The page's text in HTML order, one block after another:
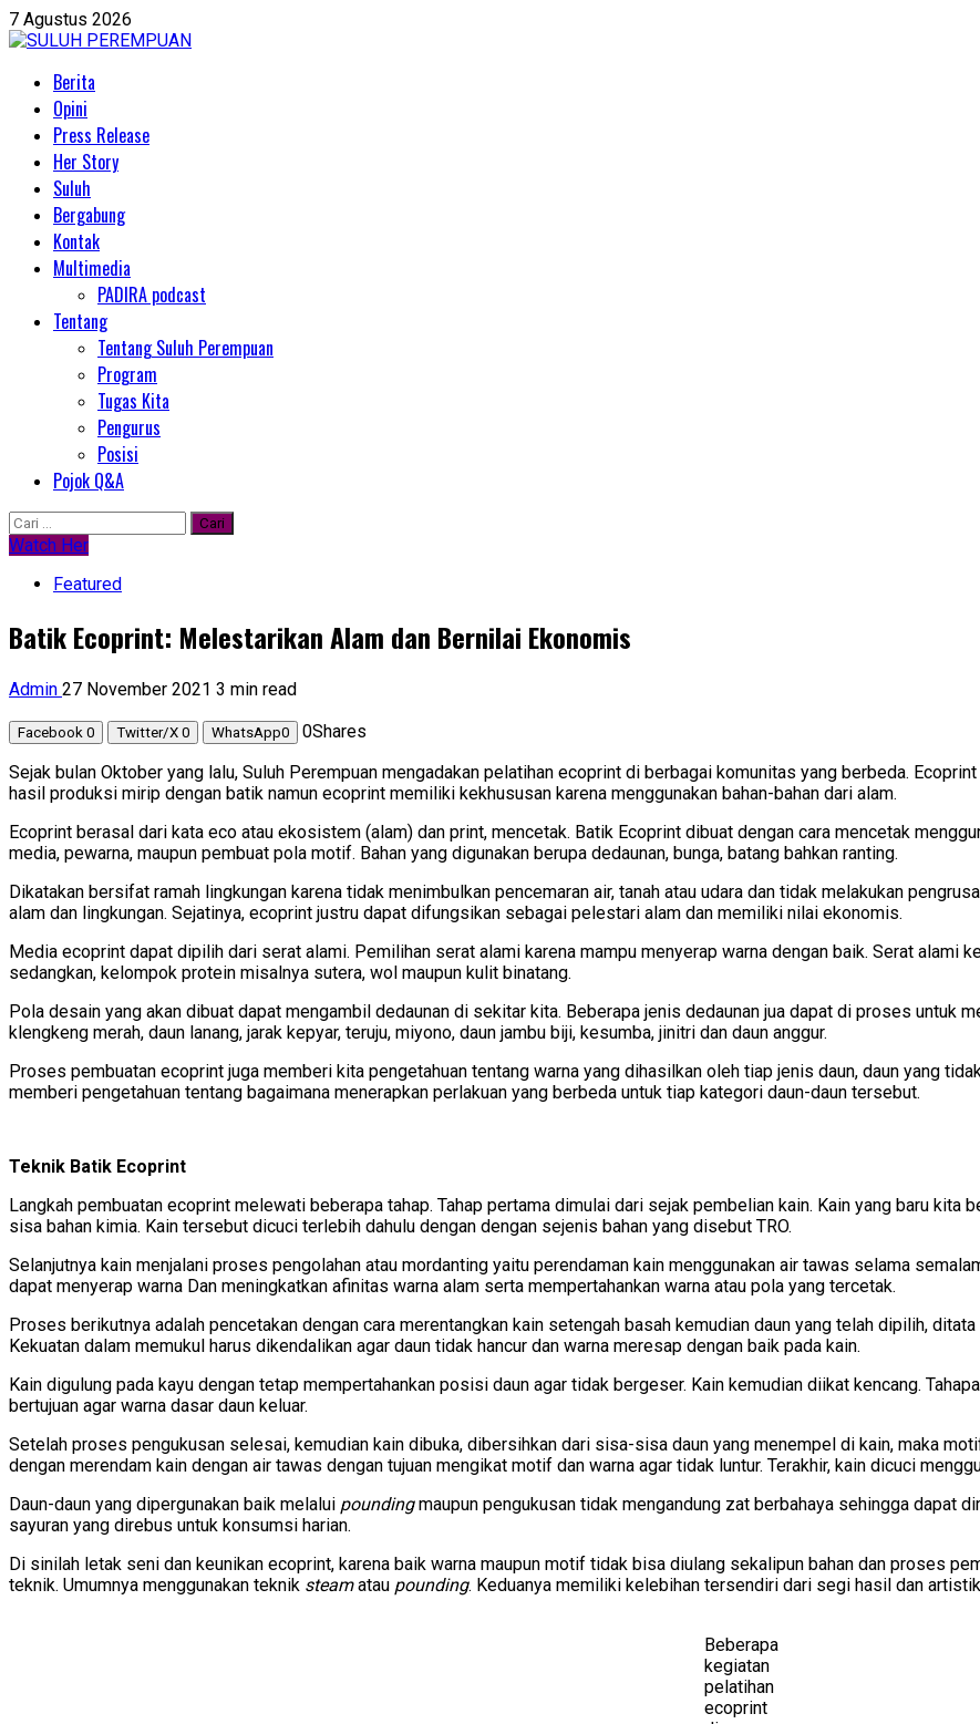
Skip
to
7 Agustus 2026
PrimaryBerita
Opini
Press Release
Her Story
Suluh
Bergabung
Kontak
Multimedia
PADIRA podcast
Tentang
Tentang Suluh Perempuan
Program
Tugas Kita
Pengurus
Posisi
Pojok Q&A
Cari
untuk:
Watch Her
Featured
Batik Ecoprint: Melestarikan Alam dan Bernilai Ekonomis
Admin 27 November 2021 3 min read
Facebook 0 Twitter/X 0 WhatsApp0 0Shares
Sejak bulan Oktober yang lalu, Suluh Perempuan mengadakan pelatihan ecoprint di berbagai komunitas yang berbeda.
hasil produksi mirip dengan batik namun ecoprint memiliki kekhususan karena menggunakan bahan-bahan dari alam.
Ecoprint berasal dari kata eco atau ekosistem (alam) dan print, mencetak. Batik Ecoprint dibuat dengan cara mencetak
media, pewarna, maupun pembuat pola motif. Bahan yang digunakan berupa dedaunan, bunga, batang bahkan ranting.
Dikatakan bersifat ramah lingkungan karena tidak menimbulkan pencemaran air, tanah atau udara dan tidak melakukan
alam dan lingkungan. Sejatinya, ecoprint justru dapat difungsikan sebagai pelestari alam dan memiliki nilai ekonomis.
Media ecoprint dapat dipilih dari serat alami. Pemilihan serat alami karena mampu menyerap warna dengan baik. Serat alami
sedangkan, kelompok protein misalnya sutera, wol maupun kulit binatang.
Pola desain yang akan dibuat dapat mengambil dedaunan di sekitar kita. Beberapa jenis dedaunan jua dapat di proses untuk
klengkeng merah, daun lanang, jarak kepyar, teruju, miyono, daun jambu biji, kesumba, jinitri dan daun anggur.
Proses pembuatan ecoprint juga memberi kita pengetahuan tentang warna yang dihasilkan oleh tiap jenis daun, daun yang
memberi pengetahuan tentang bagaimana menerapkan perlakuan yang berbeda untuk tiap kategori daun-daun tersebut.
Teknik Batik Ecoprint
Langkah pembuatan ecoprint melewati beberapa tahap. Tahap pertama dimulai dari sejak pembelian kain. Kain yang baru
sisa bahan kimia. Kain tersebut dicuci terlebih dahulu dengan dengan sejenis bahan yang disebut TRO.
Selanjutnya kain menjalani proses pengolahan atau mordanting yaitu perendaman kain menggunakan air tawas selama
dapat menyerap warna Dan meningkatkan afinitas warna alam serta mempertahankan warna atau pola yang tercetak.
Proses berikutnya adalah pencetakan dengan cara merentangkan kain setengah basah kemudian daun yang telah dipilih,
Kekuatan dalam memukul harus dikendalikan agar daun tidak hancur dan warna meresap dengan baik pada kain.
Kain digulung pada kayu dengan tetap mempertahankan posisi daun agar tidak bergeser. Kain kemudian diikat kencang.
bertujuan agar warna dasar daun keluar.
Setelah proses pengukusan selesai, kemudian kain dibuka, dibersihkan dari sisa-sisa daun yang menempel di kain, maka
dengan merendam kain dengan air tawas dengan tujuan mengikat motif dan warna agar tidak luntur. Terakhir, kain dicuci
Daun-daun yang dipergunakan baik melalui poundingmaupun pengukusan tidak mengandung zat berbahaya sehingga dapat
sayuran yang direbus untuk konsumsi harian.
Di sinilah letak seni dan keunikan ecoprint, karena baik warna maupun motif tidak bisa diulang sekalipun bahan dan proses
teknik. Umumnya menggunakan teknik steamatau pounding. Keduanya memiliki kelebihan tersendiri dari segi hasil dan
Beberapa
kegiatan
pelatihan
ecoprint